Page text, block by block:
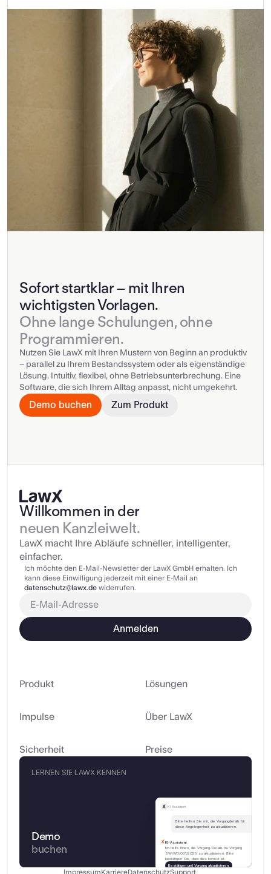
Sofort startklar – mit Ihren
wichtigsten Vorlagen.
Ohne lange Schulungen, ohne
Programmieren.
Nutzen Sie LawX mit Ihren Mustern von Beginn an produktiv
– parallel zu Ihrem Bestandssystem oder als eigenständige
Lösung. Intuitiv, flexibel, ohne Betriebsunterbrechung. Eine
Software, die sich Ihrem Alltag anpasst, nicht umgekehrt.
Demo buchen Zum Produkt
Willkommen in der
neuen Kanzleiwelt.
LawX macht Ihre Abläufe schneller, intelligenter,
einfacher.
Ich möchte den E-Mail-Newsletter der LawX GmbH erhalten. Ich
datenschutz@lawx.de widerrufen.
Anmelden
Produkt Lösungen
Impulse Über LawX
Sicherheit Preise
KI Assistent
Bitte helfen Sie mir, die Vorgangdetails für
diese Angelegenheit zu aktualisieren.
KI-Assistent
Ich helfe Ihnen, die Vorgang-Details zu Vorgang
SW/WD/001/2025 zu aktualisieren. Bitte
bestätigen Sie, dass dies korrekt ist.
Bestätigen und Vorgang aktualisieren
LERNEN SIE LAWX KENNEN
Demo
buchen
ImpressumKarriereDatenschutzSupport